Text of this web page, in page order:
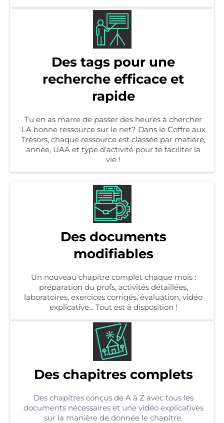
Des tags pour une
recherche efficace et
rapide
Tu en as marre de passer des heures à chercher
LA bonne ressource sur le net? Dans le Coffre aux
Trésors, chaque ressource est classée par matière,
année, UAA et type d'activité pour te faciliter la
vie !
Des documents
modifiables
Un nouveau chapitre complet chaque mois :
préparation du profs, activités détaillées,
laboratoires, exercices corrigés, évaluation, vidéo
explicative... Tout est à disposition !
Des chapitres complets
Des chapitres conçus de A à Z avec tous les
documents nécessaires et une vidéo explicatives
sur la manière de donnée le chapitre.